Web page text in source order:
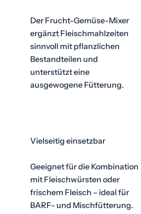
Der Frucht-Gemüse-Mixer
ergänzt Fleischmahlzeiten
sinnvoll mit pflanzlichen
Bestandteilen und
unterstützt eine
ausgewogene Fütterung.
Vielseitig einsetzbar
Geeignet für die Kombination
mit Fleischwürsten oder
frischem Fleisch – ideal für
BARF- und Mischfütterung.